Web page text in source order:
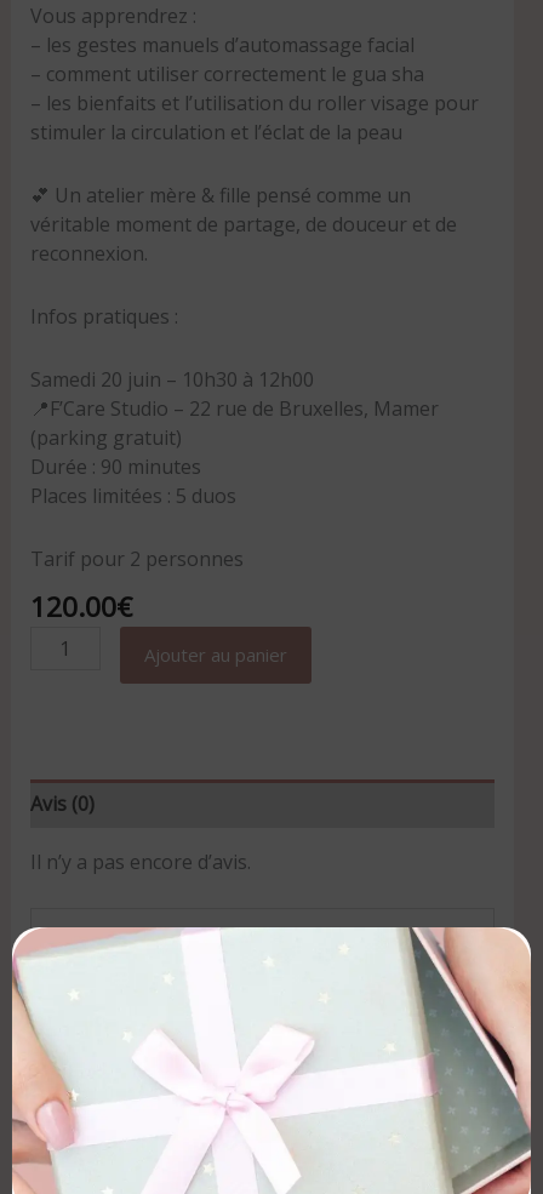
Vous apprendrez :
– les gestes manuels d’automassage facial
– comment utiliser correctement le gua sha
– les bienfaits et l’utilisation du roller visage pour
stimuler la circulation et l’éclat de la peau
💕 Un atelier mère & fille pensé comme un
véritable moment de partage, de douceur et de
reconnexion.
Infos pratiques :
Samedi 20 juin – 10h30 à 12h00
📍F’Care Studio – 22 rue de Bruxelles, Mamer
(parking gratuit)
Durée : 90 minutes
Places limitées : 5 duos
Tarif pour 2 personnes
120.00€
Ajouter au panier
Avis (0)
Il n’y a pas encore d’avis.
Soyez le premier à laisser votre
avis sur “Atelier « Automassage
Visage » Spécial Fête des mères –
Mère & Fille”
Votre adresse e-mail ne sera pas publiée.
Les champs obligatoires sont indiqués avec
*